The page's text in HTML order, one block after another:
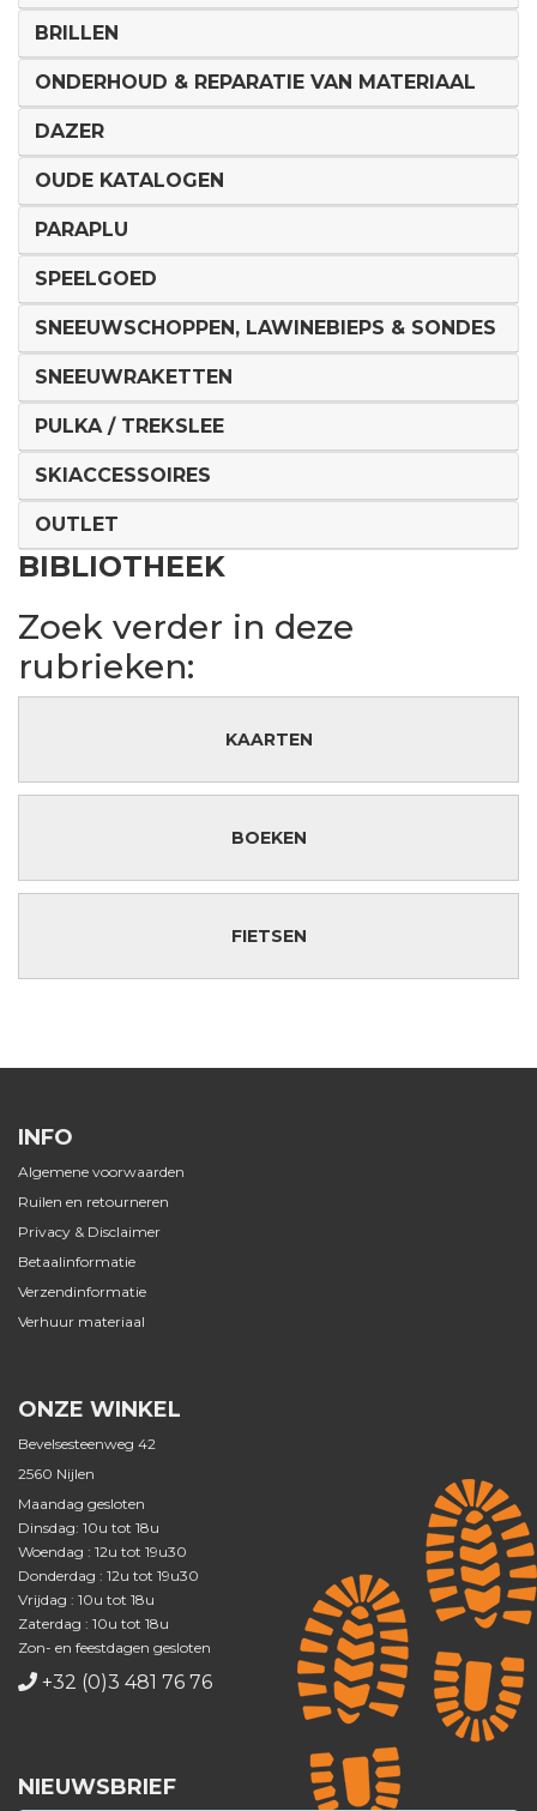
BRILLEN
ONDERHOUD & REPARATIE VAN MATERIAAL
DAZER
OUDE KATALOGEN
PARAPLU
SPEELGOED
SNEEUWSCHOPPEN, LAWINEBIEPS & SONDES
SNEEUWRAKETTEN
PULKA / TREKSLEE
SKIACCESSOIRES
OUTLET
BIBLIOTHEEK
Zoek verder in deze
rubrieken:
KAARTEN
BOEKEN
FIETSEN
INFO
Algemene voorwaarden
Ruilen en retourneren
Privacy & Disclaimer
Betaalinformatie
Verzendinformatie
Verhuur materiaal
ONZE WINKEL
Bevelsesteenweg 42
2560 Nijlen
Maandag gesloten
Dinsdag: 10u tot 18u
Woendag : 12u tot 19u30
Donderdag : 12u tot 19u30
Vrijdag : 10u tot 18u
Zaterdag : 10u tot 18u
Zon- en feestdagen gesloten
+32 (0)3 481 76 76
NIEUWSBRIEF